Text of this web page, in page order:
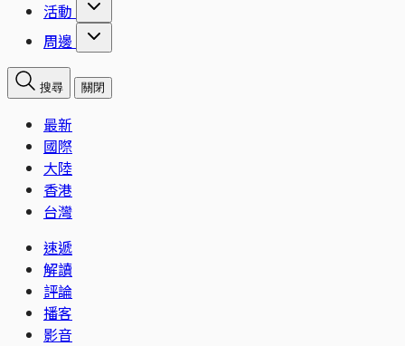
活動
周邊
搜尋 關閉
最新
國際
大陸
香港
台灣
速遞
解讀
評論
播客
影音